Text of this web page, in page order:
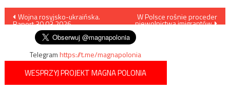
Nawigacja
wpisu
Wojna rosyjsko-ukraińska.
Raport 30.03.2026
W Polsce rośnie proceder
niewolnictwa imigrantów
Telegramhttps://t.me/magnapolonia
WESPRZYJ PROJEKT MAGNA POLONIA